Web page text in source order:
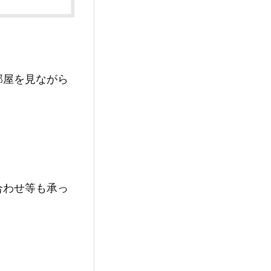
を見ながら
せ等も承っ